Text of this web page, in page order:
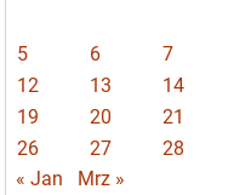
5
6 7
12
13 14
19
20 21
26
27 28
« Jan
Mrz »